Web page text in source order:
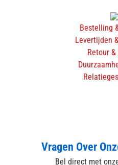
Bestelling
Levertijden
Retour
Vragen Over
Bel direct met